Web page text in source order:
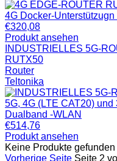
4G Docker-
€320,08
Produkt ansehen
INDUSTRIELLES 5G-
RUTX50
Router
Teltonika
5G, 4G (LTE CAT20)
Dualband -WLAN
€514,76
Produkt ansehen
Keine Produkte gefunden
Vorherige Seite Seite 2